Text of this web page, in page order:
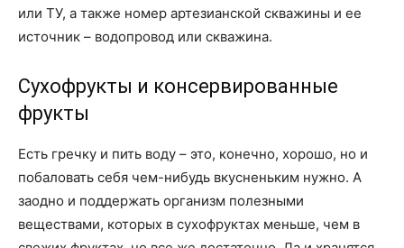
или ТУ, а также номер артезианской скважины и ее
источник – водопровод или скважина.
Сухофрукты и консервированные
фрукты
Есть гречку и пить воду – это, конечно, хорошо, но и
побаловать себя чем-нибудь вкусненьким нужно. А
заодно и поддержать организм полезными
веществами, которых в сухофруктах меньше, чем в